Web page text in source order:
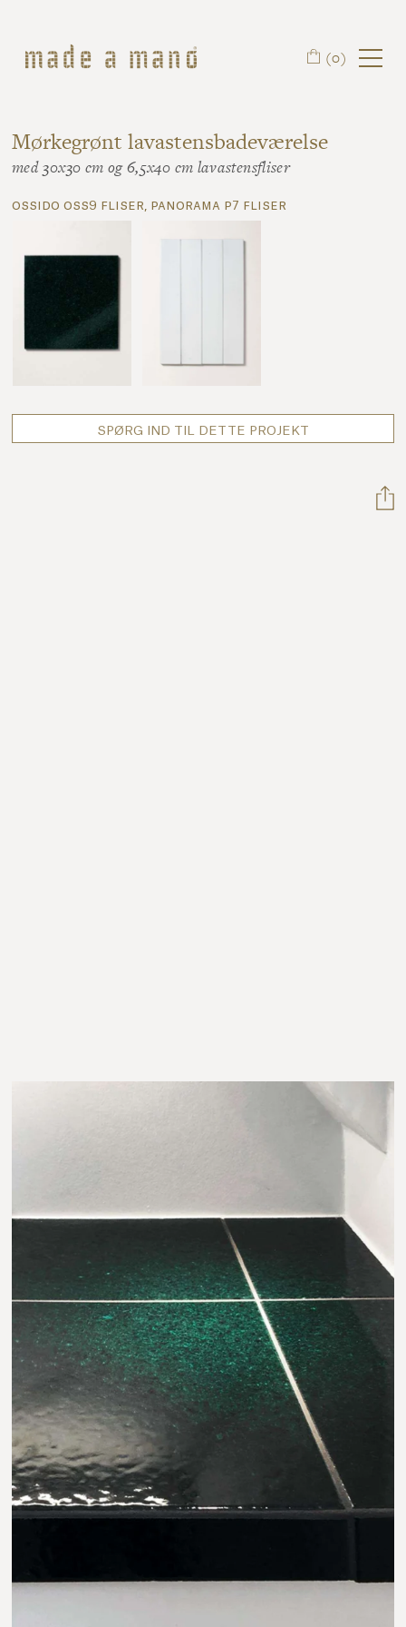
(0)
Mørkegrønt lavastensbadeværelse
med 30x30 cm og 6,5x40 cm lavastensfliser
ossido oss9 fliser, panorama p7 fliser
SPØRG IND TIL DETTE PROJEKT